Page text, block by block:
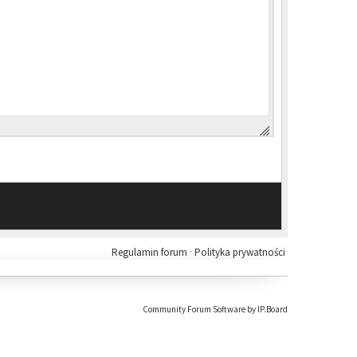
Polityka prywatności
Regulamin forum ·
Community Forum Software by IP.Board